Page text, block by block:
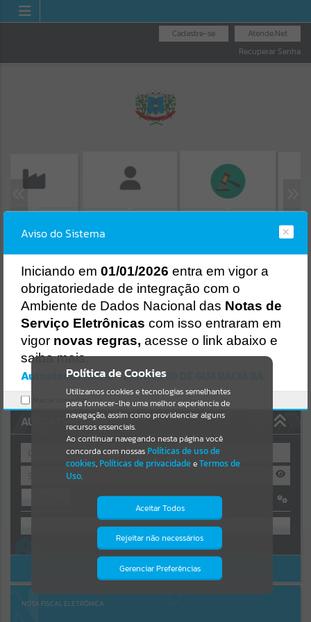
Atende.Net
Cadastre-se
Recuperar Senha
ALVARÁ
PAGAMENTO
Resultados para""
Portais
Por favor, aguarde...
NOTÍCIAS
Por favor, aguarde...
Por favor, aguarde...
AUTOATENDIMENTO
OU
Cadastre-se|Recuperar Senha
ACESSAR SEM LOGIN
NOTA FISCAL ELETRÔNICA
Política de Cookies
Utilizamos cookies e tecnologias semelhantes
para fornecer-lhe uma melhor experiência de
navegação, assim como providenciar alguns
recursos essenciais.
Ao continuar navegando nesta página você
concorda com nossas Políticas de uso de
cookies, Políticas de privacidadeeTermos de
Uso.
Aceitar Todos
Rejeitar não necessários
Gerenciar Preferências
Isto significa que diversos recursos
providenciados poderão não estar
Aviso do Sistema
Iniciando em 01/01/2026 entra em vigor a
obrigatoriedade de integração com o
Ambiente de Dados Nacional das Notas de
Serviço Eletrônicas com isso entraram em
vigor novas regras, acesse o link abaixo e
saiba mais.
Autoatendimento - MUNICIPIO DE GUARACIABA
Marcar como lido.
Erro
Gerenciamento do Sistema
CÓDIGO DA MENSAGEM:
Ocorreu um erro de script:
Uncaught SyntaxError: Unexpected token '('
https://guaraciaba.atende.net/cidadao/pagina/static/bundle/wpo_in
dex_2_base_l2_portal_editores_sync_d9fb77cfd5741fafc9972edc7a6
41fea.js?v=83d4f602:47
Verificar Mais Detalhes